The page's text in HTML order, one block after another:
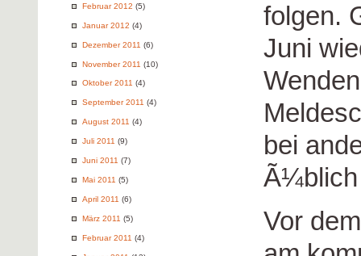
Februar 2012 (5)
Januar 2012 (4)
Dezember 2011 (6)
November 2011 (10)
Oktober 2011 (4)
September 2011 (4)
August 2011 (4)
Juli 2011 (9)
Juni 2011 (7)
Mai 2011 (5)
April 2011 (6)
März 2011 (5)
Februar 2011 (4)
folgen.
Juni
bei
Ã¼blich
Vor